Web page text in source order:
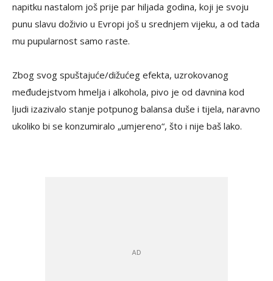
napitku nastalom još prije par hiljada godina, koji je svoju
punu slavu doživio u Evropi još u srednjem vijeku, a od tada
mu pupularnost samo raste.
Zbog svog spuštajuće/dižućeg efekta, uzrokovanog
međudejstvom hmelja i alkohola, pivo je od davnina kod
ljudi izazivalo stanje potpunog balansa duše i tijela, naravno
ukoliko bi se konzumiralo „umjereno“, što i nije baš lako.